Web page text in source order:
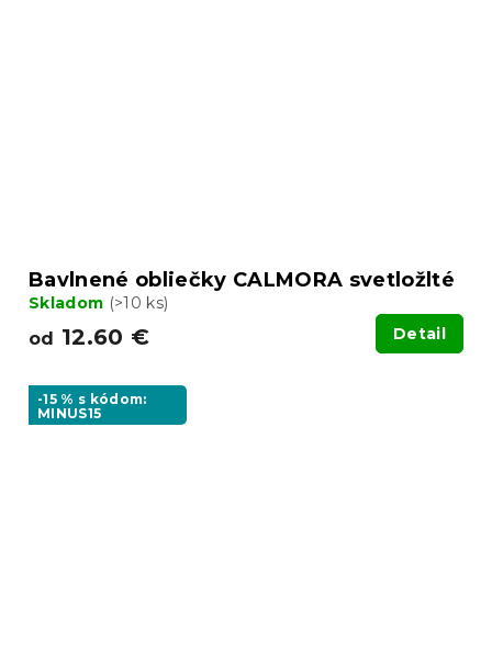
Bavlnené obliečky CALMORA svetložlté
Skladom (>10 ks)
od 12.60 € Detail
-15 % s kódom:
MINUS15